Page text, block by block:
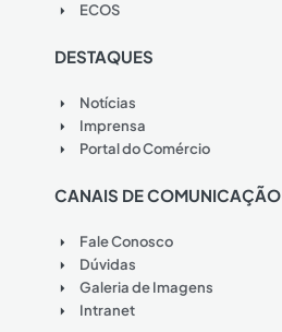
ECOS
DESTAQUES
Notícias
Imprensa
Portal do Comércio
CANAIS DE COMUNICAÇÃO
Fale Conosco
Dúvidas
Galeria de Imagens
Intranet